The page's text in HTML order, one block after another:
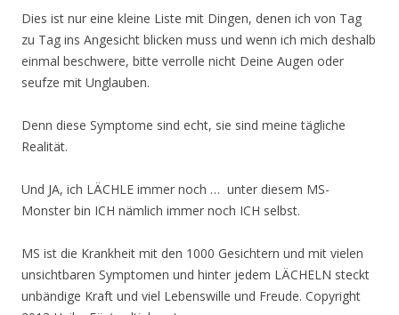
Dies ist nur eine kleine Liste mit Dingen, denen ich von Tag
zu Tag ins Angesicht blicken muss und wenn ich mich deshalb
einmal beschwere, bitte verrolle nicht Deine Augen oder
seufze mit Unglauben.
Denn diese Symptome sind echt, sie sind meine tägliche
Realität.
Und JA, ich LÄCHLE immer noch … unter diesem MS-
Monster bin ICH nämlich immer noch ICH selbst.
MS ist die Krankheit mit den 1000 Gesichtern und mit vielen
unsichtbaren Symptomen und hinter jedem LÄCHELN steckt
unbändige Kraft und viel Lebenswille und Freude. Copyright